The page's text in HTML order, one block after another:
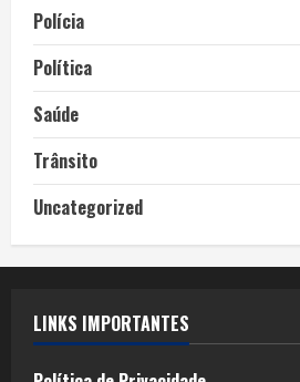
Polícia
Política
Saúde
Trânsito
Uncategorized
LINKS IMPORTANTES